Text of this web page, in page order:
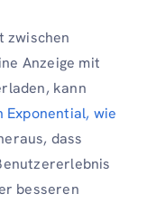
zwischen
Anzeige mit
kann
Exponential, wie
dass
besseren